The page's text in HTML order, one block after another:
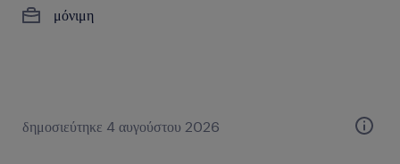
μόνιμη
δημοσιεύτηκε 4 αυγούστου 2026